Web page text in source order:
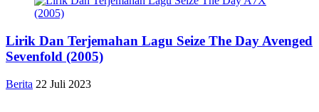
Lirik Dan Terjemahan Lagu Seize The Day Avenged
Sevenfold (2005)
Berita 22 Juli 2023